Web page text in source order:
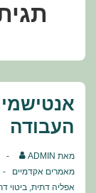
העבודה
מאת ADMIN
מאמרים אקדמיים
אפליה דתית, ביטוי